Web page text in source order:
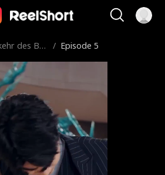
des Bet
Schönh
/ Episode 5